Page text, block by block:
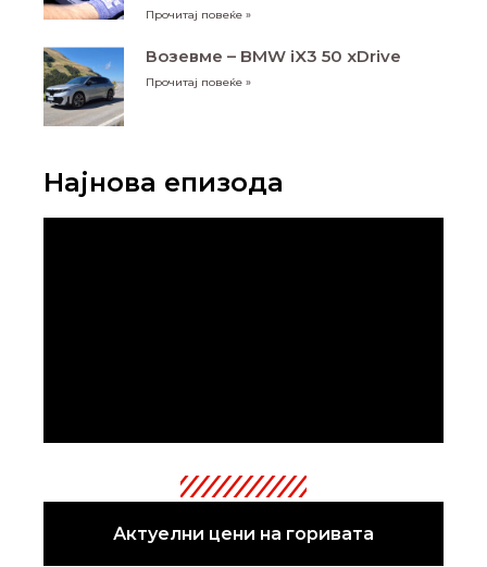
Прочитај повеќе »
Возевме – BMW iX3 50 xDrive
Прочитај повеќе »
Најнова епизода
Актуелни цени на горивата